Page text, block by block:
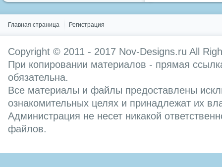
Главная страница Регистрация
Copyright © 2011 - 2017 Nov-Designs.ru All
При копировании материалов - прямая
обязательна.
Все материалы и файлы предоставлены
ознакомительных целях и принадлежат их
Администрация не несет никакой
файлов.